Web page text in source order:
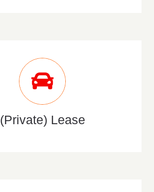
(Private) Lease